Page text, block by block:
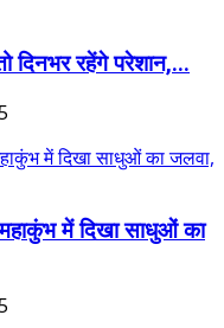
दिनभर रहेंगे परेशान,...
में दिखा साधुओं का